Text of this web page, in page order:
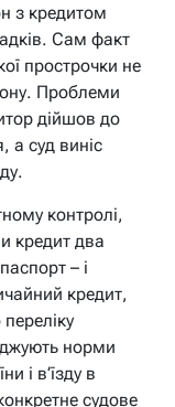
з кредитом
Сам факт
прострочки не
Проблеми
дійшов до
а суд виніс
контролі,
кредит два
– і
кредит,
норми
і в’їзду в
судове